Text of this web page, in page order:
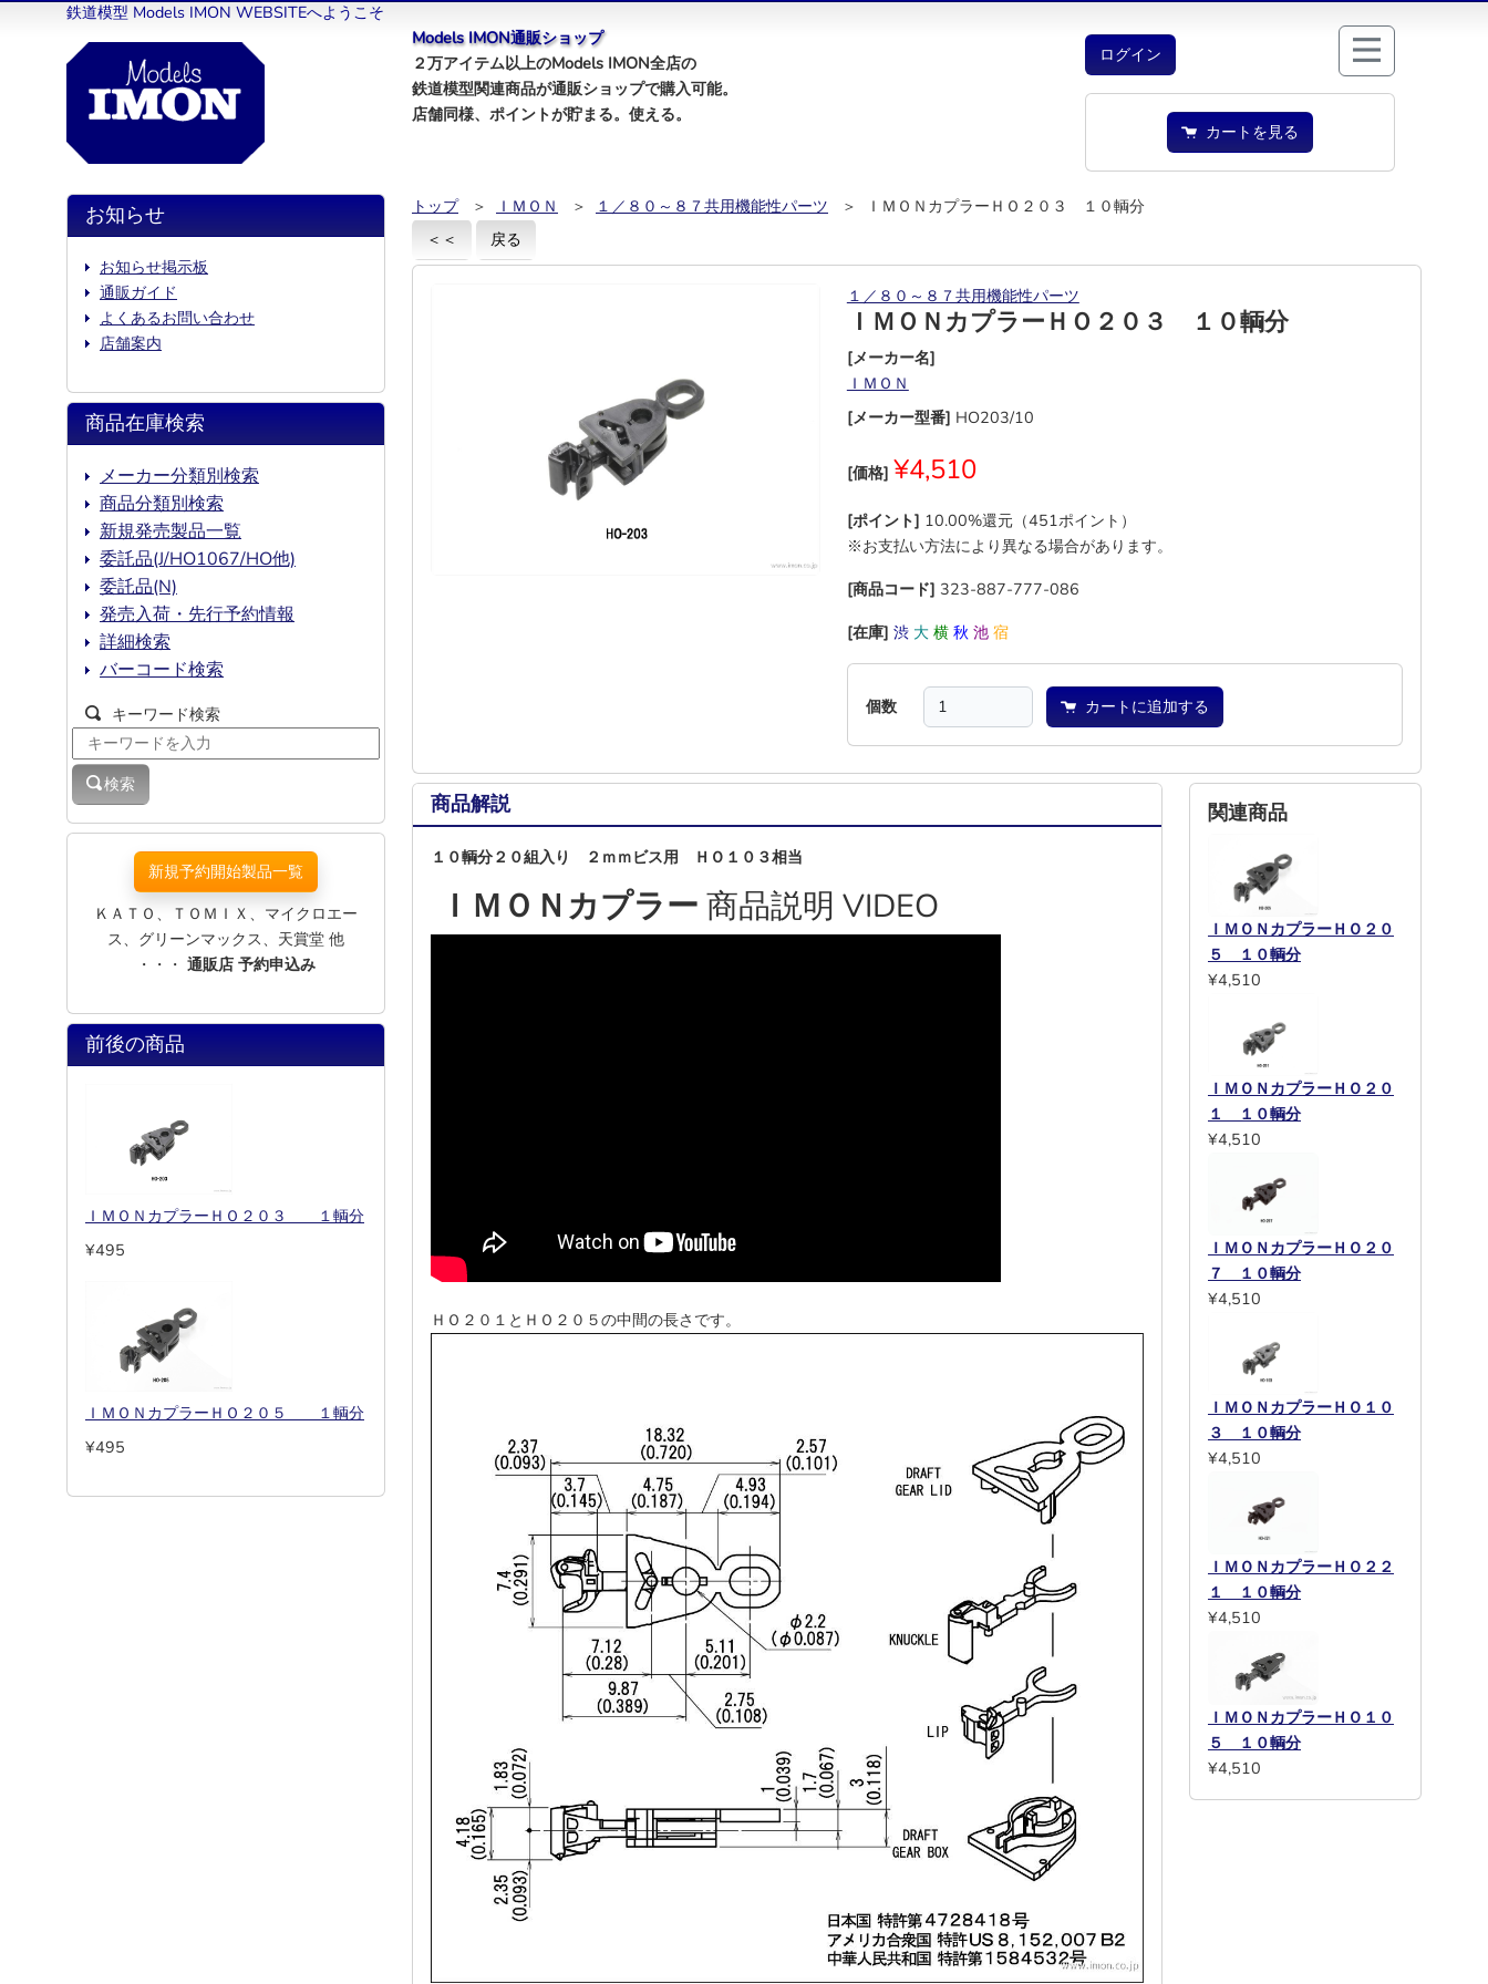
鉄道模型 Models IMON WEBSITEへようこそ
Models IMON通販ショップ
２万アイテム以上のModels IMON全店の
鉄道模型関連商品が通販ショップで購入可能。
店舗同様、ポイントが貯まる。使える。
ログイン
カートを見る
トップ ＞ ＩＭＯＮ ＞ １／８０～８７共用機能性パーツ
＞ ＩＭＯＮカプラーＨＯ２０３ １０輌分
＜＜
戻る
１／８０～８７共用機能性パーツ
ＩＭＯＮカプラーＨＯ２０３ １０輌分
[メーカー名]
ＩＭＯＮ
[メーカー型番] HO203/10
[価格] ¥4,510
[ポイント] 10.00%還元（451ポイント）
※お支払い方法により異なる場合があります。
[商品コード] 323-887-777-086
[在庫] 渋 大 横 秋 池 宿
個数 カートに追加する
商品解説
１０輌分２０組入り ２ｍｍビス用 ＨＯ１０３相当
ＩＭＯＮカプラー 商品説明 VIDEO
ＨＯ２０１とＨＯ２０５の中間の長さです。
関連商品
ＩＭＯＮカプラーＨＯ２０
５ １０輌分
¥4,510
ＩＭＯＮカプラーＨＯ２０
１ １０輌分
¥4,510
ＩＭＯＮカプラーＨＯ２０
７ １０輌分
¥4,510
ＩＭＯＮカプラーＨＯ１０
３ １０輌分
¥4,510
ＩＭＯＮカプラーＨＯ２２
１ １０輌分
¥4,510
ＩＭＯＮカプラーＨＯ１０
５ １０輌分
¥4,510
お知らせ
お知らせ掲示板
通販ガイド
よくあるお問い合わせ
店舗案内
商品在庫検索
メーカー分類別検索
商品分類別検索
新規発売製品一覧
委託品(J/HO1067/HO他)
委託品(N)
発売入荷・先行予約情報
詳細検索
バーコード検索
キーワード検索
検索
新規予約開始製品一覧
ＫＡＴＯ、ＴＯＭＩＸ、マイクロエー
ス、グリーンマックス、天賞堂 他
・・・ 通販店 予約申込み
前後の商品
ＩＭＯＮカプラーＨＯ２０３ １輌分
¥495
ＩＭＯＮカプラーＨＯ２０５ １輌分
¥495